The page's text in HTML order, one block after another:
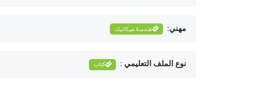
مهني: هندسة ميكانيك
نوع الملف التعليمي : كتاب